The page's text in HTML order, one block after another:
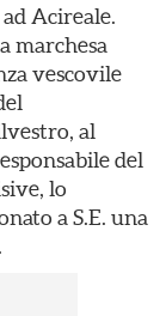
Acireale.
marchesa
vescovile
al
del
lo
a S.E. una